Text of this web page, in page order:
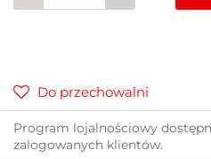
Do przechowalni
Program lojalnościowy
zalogowanych klientów.